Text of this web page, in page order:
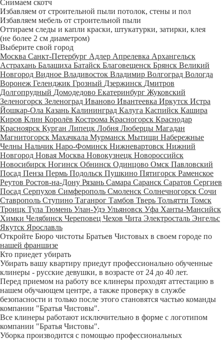
Снимаем скотч
Избавляем от строительной пыли потолок, стены и пол
Избавляем мебель от строительной пыли
Оттираем следы и капли краски, штукатурки, затирки, клея
(не более 2 см диаметром)
Выберите свой город
Москва Санкт-Петербург Адлер Апрелевка Архангельск
Астрахань Балашиха Батайск Благовещенск Брянск Великий
Новгород Видное Владивосток Владимир Волгоград Вологда
Воронеж Геленджик Грозный Дзержинск Дмитров
Долгопрудный Домодедово Екатеринбург Жуковский
Зеленогорск Зеленоград Иваново Ивантеевка Иркутск Истра
Йошкар-Ола Казань Калининград Калуга Каспийск Кашира
Киров Клин Королёв Кострома Красногорск Краснодар
Красноярск Курган Липецк Лобня Люберцы Магадан
Магнитогорск Махачкала Мурманск Мытищи Набережные
Челны Нальчик Наро-Фоминск Нижневартовск Нижний
Новгород Новая Москва Новокузнецк Новороссийск
Новосибирск Ногинск Обнинск Одинцово Омск Павловский
Посад Пенза Пермь Подольск Пушкино Пятигорск Раменское
Реутов Ростов-на-Дону Рязань Самара Саранск Саратов Сергиев
Посад Серпухов Симферополь Смоленск Солнечногорск Сочи
Ставрополь Ступино Таганрог Тамбов Тверь Тольятти Томск
Троицк Тула Тюмень Улан-Удэ Ульяновск Уфа Ханты-Мансийск
Химки Челябинск Череповец Чехов Чита Электросталь Энгельс
Якутск Ярославль
Откройте Бюро чистоты Братьев Чистовых в своем городе по
нашей франшизе
Кто приедет убирать
Убирать вашу квартиру приедут профессионально обученные
клинеры - русские девушки, в возрасте от 24 до 40 лет.
Перед приемом на работу все клинеры проходят аттестацию в
нашем обучающем центре, а также проверку в службе
безопасности и только после этого становятся частью команды
компании "Братья Чистовы".
Все клинеры работают исключительно в форме с логотипом
компании "Братья Чистовы".
Уборка производится с помощью профессиональных